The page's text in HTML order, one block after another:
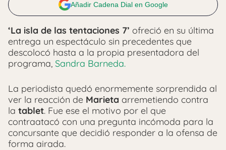
Añadir Cadena Dial en Google
‘La isla de las tentaciones 7’ ofreció en su última
entrega un espectáculo sin precedentes que
descolocó hasta a la propia presentadora del
programa, Sandra Barneda.
La periodista quedó enormemente sorprendida al
ver la reacción de Marieta arremetiendo contra
la tablet. Fue ese el motivo por el que
contraatacó con una pregunta incómoda para la
concursante que decidió responder a la ofensa de
forma airada.